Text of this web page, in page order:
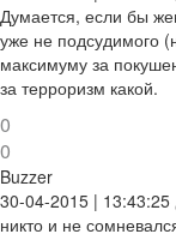
Думается, если бы
уже не подсудимого
максимуму за
за терроризм какой.
0
0
Buzzer
30-04-2015 | 13:43:25
никто и не